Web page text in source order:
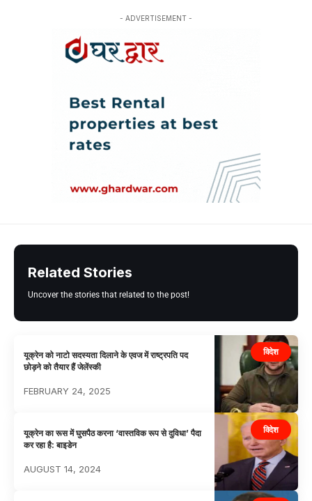
- ADVERTISEMENT -
Related Stories
Uncover the stories that related to the post!
विदेश
यूक्रेन को नाटो सदस्यता दिलाने के एवज में राष्ट्रपति पद
छोड़ने को तैयार हैं जेलेंस्की
FEBRUARY 24, 2025
विदेश
यूक्रेन का रूस में घुसपैठ करना ‘वास्तविक रूप से दुविधा’ पैदा
कर रहा है: बाइडेन
AUGUST 14, 2024